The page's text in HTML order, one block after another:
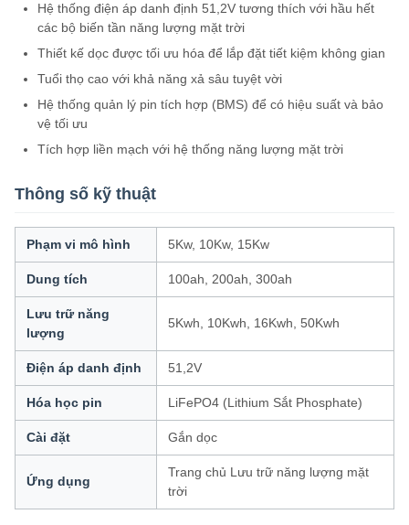
Hệ thống điện áp danh định 51,2V tương thích với hầu hết
các bộ biến tần năng lượng mặt trời
Thiết kế dọc được tối ưu hóa để lắp đặt tiết kiệm không gian
Tuổi thọ cao với khả năng xả sâu tuyệt vời
Hệ thống quản lý pin tích hợp (BMS) để có hiệu suất và bảo
vệ tối ưu
Tích hợp liền mạch với hệ thống năng lượng mặt trời
Thông số kỹ thuật
Phạm vi mô hình 5Kw, 10Kw, 15Kw
Dung tích 100ah, 200ah, 300ah
Lưu trữ năng
lượng
5Kwh, 10Kwh, 16Kwh, 50Kwh
Điện áp danh định 51,2V
Hóa học pin LiFePO4 (Lithium Sắt Phosphate)
Cài đặt Gắn dọc
Ứng dụng
Trang chủ Lưu trữ năng lượng mặt
trời